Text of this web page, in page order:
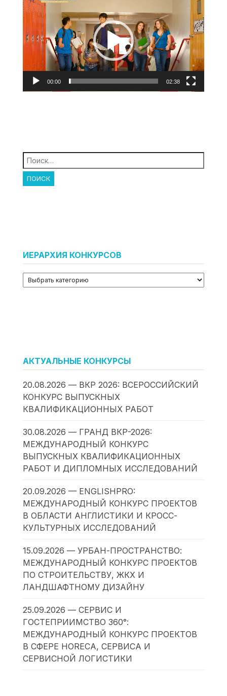
00:00 02:38
Найти:
ИЕРАРХИЯ КОНКУРСОВ
АКТУАЛЬНЫЕ КОНКУРСЫ
20.08.2026 — ВКР 2026: ВСЕРОССИЙСКИЙ
КОНКУРС ВЫПУСКНЫХ
КВАЛИФИКАЦИОННЫХ РАБОТ
30.08.2026 — ГРАНД ВКР-2026:
МЕЖДУНАРОДНЫЙ КОНКУРС
ВЫПУСКНЫХ КВАЛИФИКАЦИОННЫХ
РАБОТ И ДИПЛОМНЫХ ИССЛЕДОВАНИЙ
20.09.2026 — ENGLISHPRO:
МЕЖДУНАРОДНЫЙ КОНКУРС ПРОЕКТОВ
В ОБЛАСТИ АНГЛИСТИКИ И КРОСС-
КУЛЬТУРНЫХ ИССЛЕДОВАНИЙ
15.09.2026 — УРБАН-ПРОСТРАНСТВО:
МЕЖДУНАРОДНЫЙ КОНКУРС ПРОЕКТОВ
ПО СТРОИТЕЛЬСТВУ, ЖКХ И
ЛАНДШАФТНОМУ ДИЗАЙНУ
25.09.2026 — СЕРВИС И
ГОСТЕПРИИМСТВО 360°:
МЕЖДУНАРОДНЫЙ КОНКУРС ПРОЕКТОВ
В СФЕРЕ HORECA, СЕРВИСА И
СЕРВИСНОЙ ЛОГИСТИКИ